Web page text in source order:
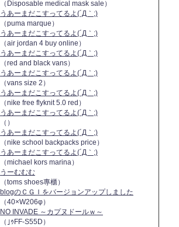
（Disposable medical mask sale）
うあーまだこすってるよ(´Д｀;)
（puma marque）
うあーまだこすってるよ(´Д｀;)
（air jordan 4 buy online）
うあーまだこすってるよ(´Д｀;)
（red and black vans）
うあーまだこすってるよ(´Д｀;)
（vans size 2）
うあーまだこすってるよ(´Д｀;)
（nike free flyknit 5.0 red）
うあーまだこすってるよ(´Д｀;)
（）
うあーまだこすってるよ(´Д｀;)
（nike school backpacks price）
うあーまだこすってるよ(´Д｀;)
（michael kors marina）
うーむむむ
（toms shoes專櫃）
blogのＣＧＩをバージョンアップしました
（40×W206φ）
NO INVADE ～カプヌドールｗ～
（｣ｩFF-S55D）